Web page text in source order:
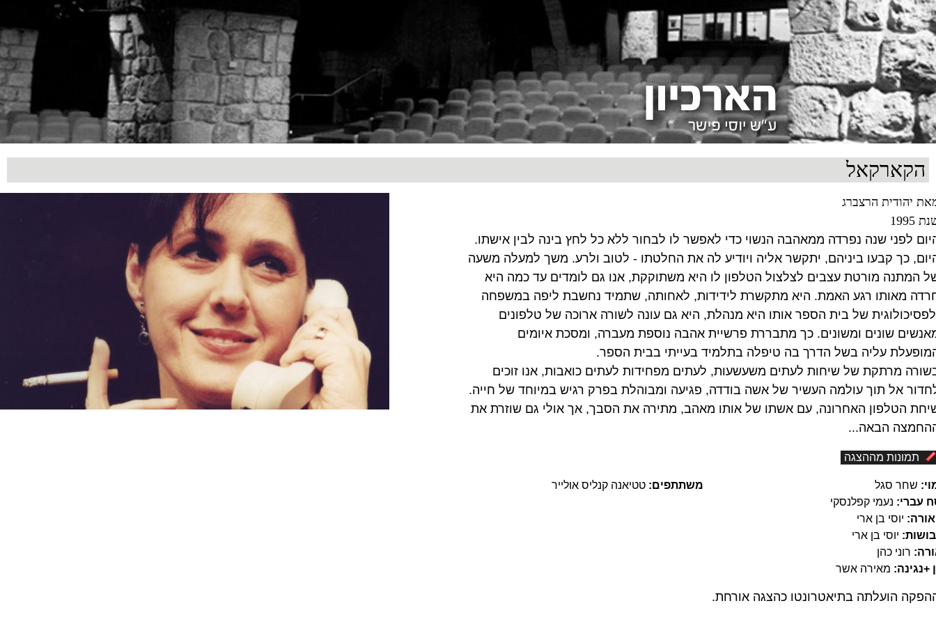
הקארקאל
יהודית הרצברג
1995
לפני שנה נפרדה ממאהבה הנשוי כדי לאפשר לו לבחור ללא כל לחץ בינה לבין אישתו.
כך קבעו ביניהם, יתקשר אליה ויודיע לה את החלטתו - לטוב ולרע. משך למעלה משעה
המתנה מורטת עצבים לצלצול הטלפון לו היא משתוקקת, אנו גם לומדים עד כמה היא
מאותו רגע האמת. היא מתקשרת לידידות, לאחותה, שתמיד נחשבת ליפה במשפחה
של בית הספר אותו היא מנהלת, היא גם עונה לשורה ארוכה של טלפונים
שונים ומשונים. כך מתבררת פרשיית אהבה נוספת מעברה, ומסכת איומים
עליה בשל הדרך בה טיפלה בתלמיד בעייתי בבית הספר.
מרתקת של שיחות לעתים משעשעות, לעתים מפחידות לעתים כואבות, אנו זוכים
אל תוך עולמה העשיר של אשה בודדה, פגיעה ומבוהלת בפרק רגיש במיוחד של חייה.
הטלפון האחרונה, עם אשתו של אותו מאהב, מתירה את הסבך, אך אולי גם שוזרת את
הבאה...
תמונות מההצגה
משתתפים: טטיאנה קנליס אולייר
שחר סגל
עברי: נעמי קפלנסקי
יוסי בן ארי
יוסי בן ארי
רוני כהן
+נגינה: מאירה אשר
הועלתה בתיאטרונטו כהצגה אורחת.